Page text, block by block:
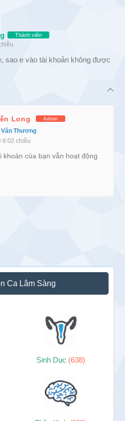
Thành viên
sao e vào tài khoản không được
Long Admin
Thương
8:02 chiều
khoản của bạn vẫn hoạt động
Ca Lâm Sàng
Sinh Dục (638)